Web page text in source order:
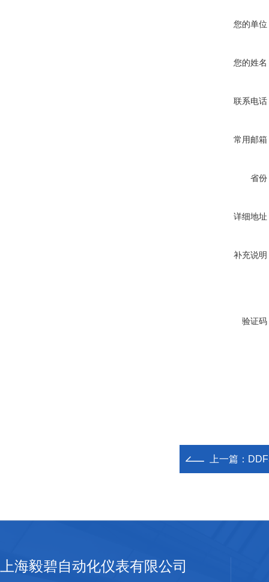
您的单位
您的姓名
联系电话
常用邮箱
省份
详细地址
补充说明
验证码
上一篇：
上海毅碧自动化仪表有限公司